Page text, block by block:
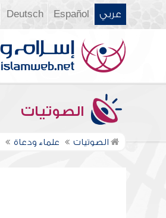
عربي Español
Deutsch
الصوتيات
الصوتيات علماء ودعاة